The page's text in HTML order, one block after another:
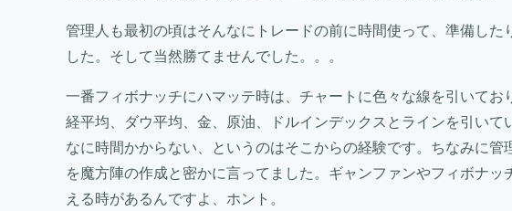
管理人も最初の頃はそんなにトレードの前に時間使って、準備し
した。そして当然勝てませんでした。。。
一番フィボナッチにハマッテ時は、チャートに色々な線を引いてお
経平均、ダウ平均、金、原油、ドルインデックスとラインを引いて
なに時間かからない、というのはそこからの経験です。ちなみに
を魔方陣の作成と密かに言ってました。ギャンファンやフィボナ
える時があるんですよ、ホント。